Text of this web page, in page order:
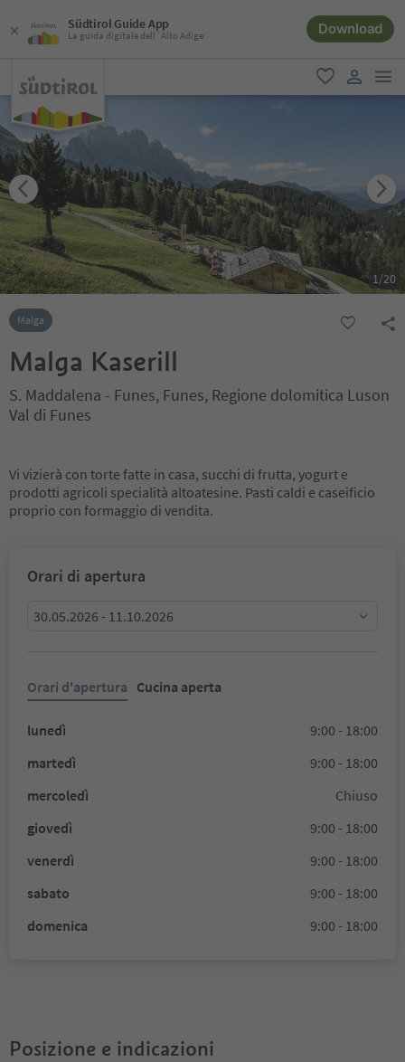
Südtirol Guide App
La guida digitale dell´Alto Adige Download
favoriti
user link
1/20
Malga
Malga Kaserill
S. Maddalena - Funes, Funes, Regione dolomitica Luson
Val di Funes
Vi vizierà con torte fatte in casa, succhi di frutta, yogurt e
prodotti agricoli specialità altoatesine. Pasti caldi e caseificio
proprio con formaggio di vendita.
Orari di apertura
30.05.2026 - 11.10.2026
Orari d'apertura Cucina aperta
lunedì
9:00 - 18:00
martedì
9:00 - 18:00
mercoledì
Chiuso
giovedì
9:00 - 18:00
venerdì
9:00 - 18:00
sabato
9:00 - 18:00
domenica
9:00 - 18:00
Posizione e indicazioni